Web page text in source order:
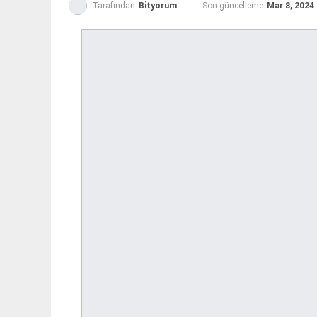
Tarafından Bityorum Son güncelleme Mar 8, 2024